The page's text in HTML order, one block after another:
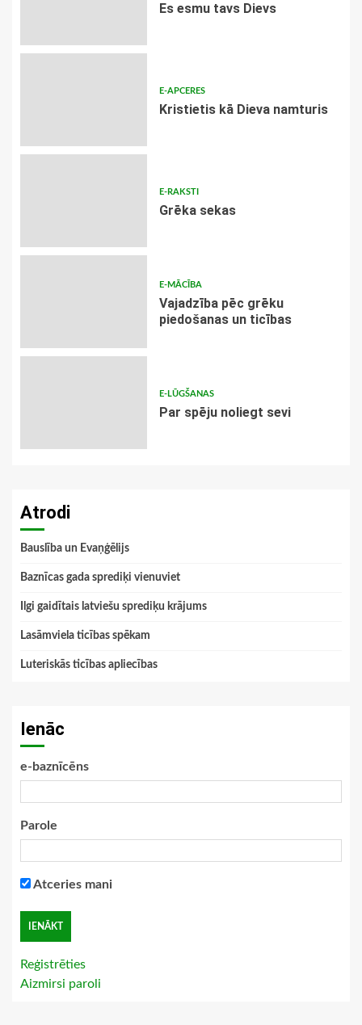
Es esmu tavs Dievs
E-APCERES
Kristietis kā Dieva namturis
E-RAKSTI
Grēka sekas
E-MĀCĪBA
Vajadzība pēc grēku
piedošanas un ticības
E-LŪGŠANAS
Par spēju noliegt sevi
Atrodi
Bauslība un Evaņģēlijs
Baznīcas gada sprediķi vienuviet
Ilgi gaidītais latviešu sprediķu krājums
Lasāmviela ticības spēkam
Luteriskās ticības apliecības
Ienāc
e-baznīcēns
Parole
Atceries mani
Reģistrēties
Aizmirsi paroli